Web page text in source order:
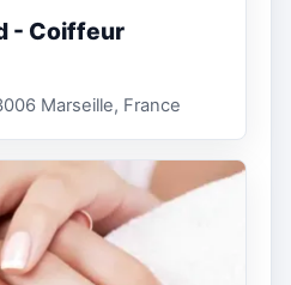
- Coiffeur
Marseille, France